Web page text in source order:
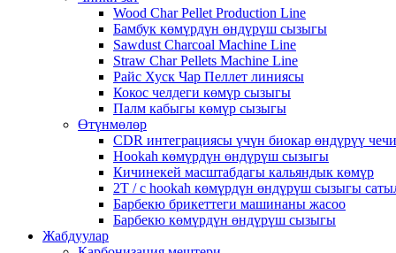
Wood Char Pellet Production Line
Бамбук көмүрдүн өндүрүш сызыгы
Sawdust Charcoal Machine Line
Straw Char Pellets Machine Line
Райс Хуск Чар Пеллет линиясы
Кокос челдеги көмүр сызыгы
Палм кабыгы көмүр сызыгы
Өтүнмөлөр
CDR интеграциясы үчүн биокар өндүрүү
Hookah көмүрдүн өндүрүш сызыгы
Кичинекей масштабдагы кальяндык көмүр
2Т / с hookah көмүрдүн өндүрүш сызыгы
Барбекю брикеттеги машинаны жасоо
Барбекю көмүрдүн өндүрүш сызыгы
Жабдуулар